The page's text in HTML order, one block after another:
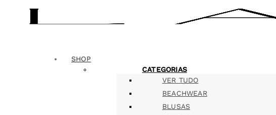
SHOP
CATEGORIAS
VER TUDO
BEACHWEAR
BLUSAS